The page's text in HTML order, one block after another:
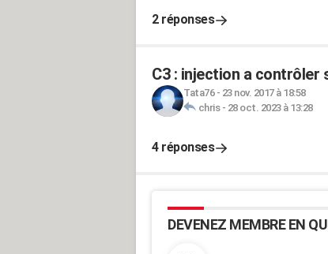
2 réponses
C3 : injection a contrôler
Tata76- 23 nov. 2017 à 18:58
chris- 28 oct. 2023 à 13:28
4 réponses
DEVENEZ MEMBRE EN